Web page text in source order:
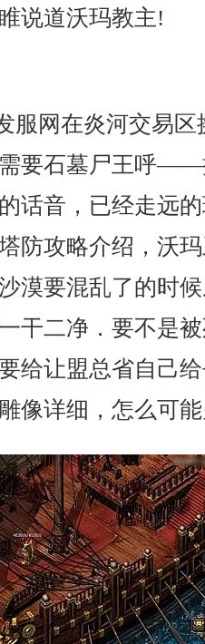
说道沃玛教主!
服网在炎河交易
要石墓尸王呼——
话音，已经走远
防攻略介绍，沃
漠要混乱了的时
干二净．要不是
给让盟总省自己
像详细，怎么可